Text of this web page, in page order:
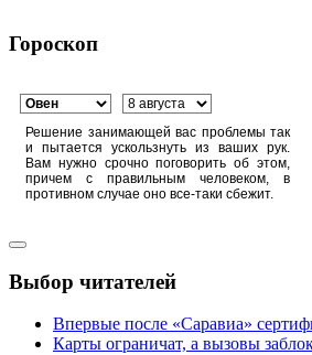
Гороскоп
Решение занимающей вас проблемы так
и пытается ускользнуть из ваших рук.
Вам нужно срочно поговорить об этом,
причем с правильным человеком, в
противном случае оно все-таки сбежит.
Выбор читателей
Впервые после «Саравиа»
Карты ограничат, а вызовы